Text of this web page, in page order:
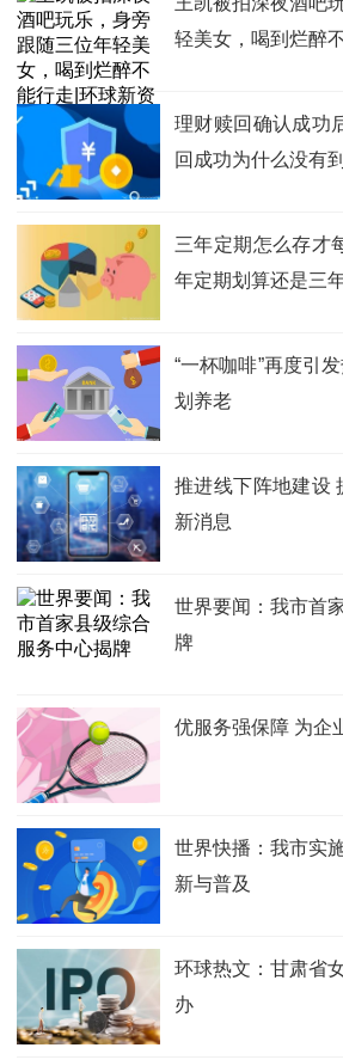
轻美女，喝到烂醉
理财赎回确认成功
回成功为什么没有
三年定期怎么存才
年定期划算还是三
“一杯咖啡”再度引
划养老
推进线下阵地建设
新消息
世界要闻：我市首
牌
优服务强保障 为企
世界快播：我市实
新与普及
环球热文：甘肃省
办